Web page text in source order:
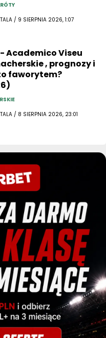
/ 9 SIERPNIA 2026, 1:07
Academico Viseu
, prognozy i
faworytem?
/ 8 SIERPNIA 2026, 23:01